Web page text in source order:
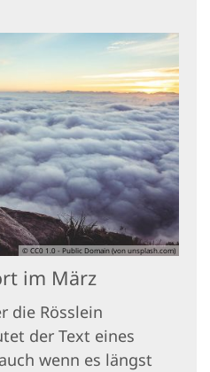
© CC0 1.0 - Public Domain (von unsplash.com)
im März
die Rösslein
der Text eines
wenn es längst